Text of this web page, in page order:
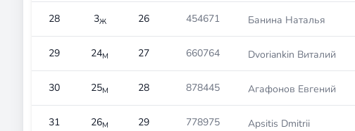
28 3Ж 26 454671 Банина Наталья
29 24М 27 660764 Dvoriankin Виталий
30 25М 28 878445 Агафонов Евгений
31 26М 29 778975 Apsitis Dmitrii